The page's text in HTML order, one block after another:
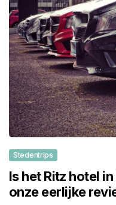
Stedentrips
Is het Ritz hotel
onze eerlijke